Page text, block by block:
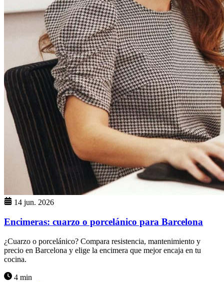
14 jun. 2026
Encimeras: cuarzo o porcelánico para Barcelona
¿Cuarzo o porcelánico? Compara resistencia, mantenimiento y
precio en Barcelona y elige la encimera que mejor encaja en tu
cocina.
4 min